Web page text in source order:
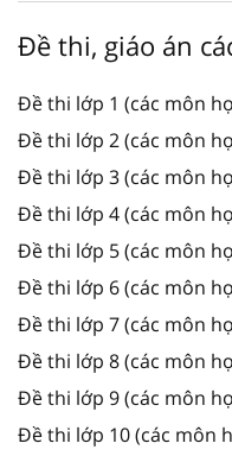
Đề thi, giáo án
Đề thi lớp 1 (các môn
Đề thi lớp 2 (các môn
Đề thi lớp 3 (các môn
Đề thi lớp 4 (các môn
Đề thi lớp 5 (các môn
Đề thi lớp 6 (các môn
Đề thi lớp 7 (các môn
Đề thi lớp 8 (các môn
Đề thi lớp 9 (các môn
Đề thi lớp 10 (các môn